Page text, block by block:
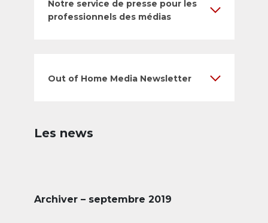
Notre service de presse pour les
professionnels des médias
Out of Home Media Newsletter
Les news
Archiver – septembre 2019